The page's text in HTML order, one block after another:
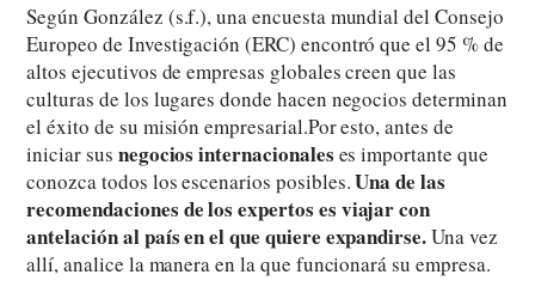
Según González (s.f.), una encuesta mundial del Consejo
Europeo de Investigación (ERC) encontró que el 95 % de
altos ejecutivos de empresas globales creen que las
culturas de los lugares donde hacen negocios determinan
el éxito de su misión empresarial.Por esto, antes de
iniciar sus negocios internacionales es importante que
conozca todos los escenarios posibles.Una de las
recomendaciones de los expertos es viajar con
antelación al país en el que quiere expandirse.Una vez
allí, analice la manera en la que funcionará su empresa.